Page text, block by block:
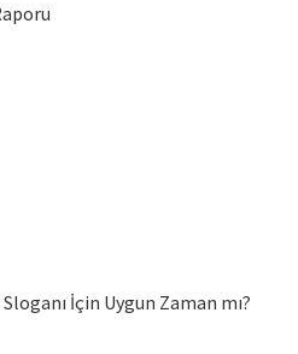
İçin Uygun Zaman mı?